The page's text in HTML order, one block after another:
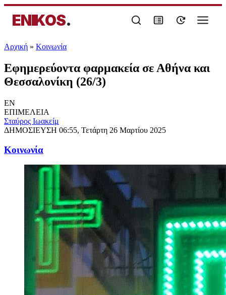
ENIKOS.
Αρχική » Κοινωνία
Εφημερεύοντα φαρμακεία σε Αθήνα και
Θεσσαλονίκη (26/3)
EN
ΕΠΙΜΕΛΕΙΑ
Σταύρος Ιωακείμ
ΔΗΜΟΣΙΕΥΣΗ 06:55, Τετάρτη 26 Μαρτίου 2025
Κοινωνία